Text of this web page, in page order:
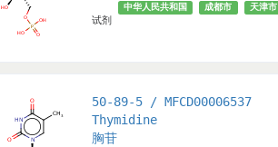
济南市
试剂
中华人民共和国 成都市 天津市
50-89-5 / MFCD00006537
Thymidine
胸苷